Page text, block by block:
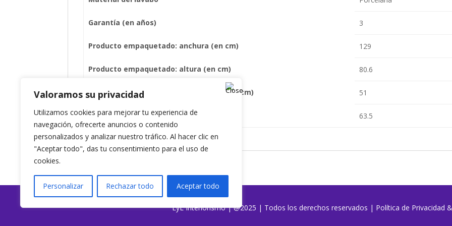
Valoramos su privacidad
Utilizamos cookies para mejorar tu experiencia de
navegación, ofrecerte anuncios o contenido
personalizados y analizar nuestro tráfico. Al hacer clic en
"Aceptar todo", das tu consentimiento para el uso de
cookies.
Personalizar Rechazar todo Aceptar todo
Garantía (en años) 3
Producto empaquetado: anchura (en cm) 129
Producto empaquetado: altura (en cm) 80.6
Producto empaquetado: profundidad (en cm) 51
Producto empaquetado: peso (en kg) 63.5
EyL Interiorismo | @2025 | Todos los derechos reservados | Política de Privacidad